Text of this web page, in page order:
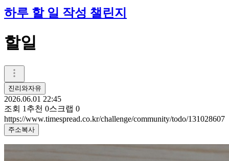
하루 할 일 작성 챌린지
할일
진리와자유
2026.06.01 22:45
조회 1 추천 0스크랩 0
https://www.timespread.co.kr/challenge/community/todo/131028607
주소복사